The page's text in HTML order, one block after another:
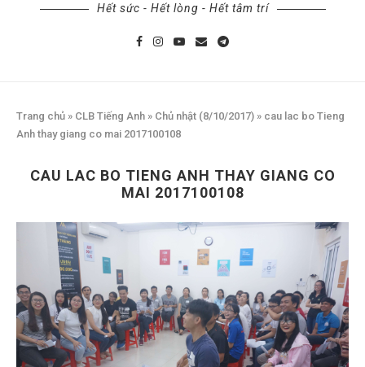
Hết sức - Hết lòng - Hết tâm trí
Trang chủ » CLB Tiếng Anh » Chủ nhật (8/10/2017) » cau lac bo Tieng
Anh thay giang co mai 2017100108
CAU LAC BO TIENG ANH THAY GIANG CO
MAI 2017100108